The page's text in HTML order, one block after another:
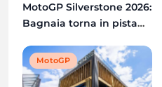
MotoGP Silverstone 2026:
Bagnaia torna in pista
braccio destro
MotoGP